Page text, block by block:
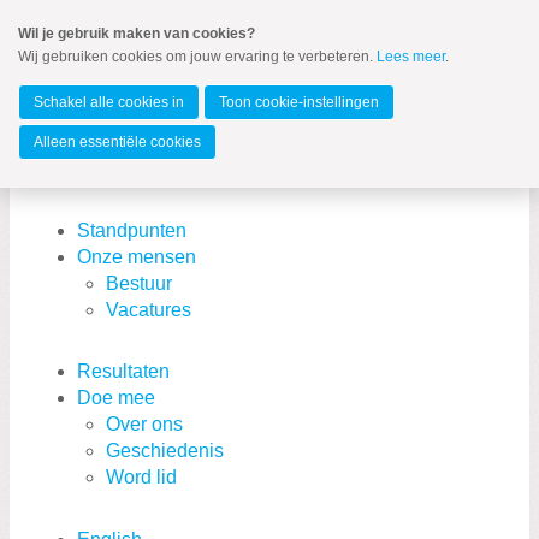
naar
Spring
de
inhoud
Spring
naar
Amstelveen
MENU
Standpunten
Onze mensen
Bestuur
Vacatures
Resultaten
Doe mee
Over ons
Geschiedenis
Word lid
Wil je gebruik maken van cookies?
Wij gebruiken cookies om jouw ervaring te verbeteren. Lees meer.
Schakel alle cookies in Toon cookie-instellingen
Alleen essentiële cookies